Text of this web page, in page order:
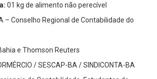
01 kg de alimento não perecível
– Conselho Regional de Contabilidade do
e Thomson Reuters
/ SESCAP-BA / SINDICONTA-BA